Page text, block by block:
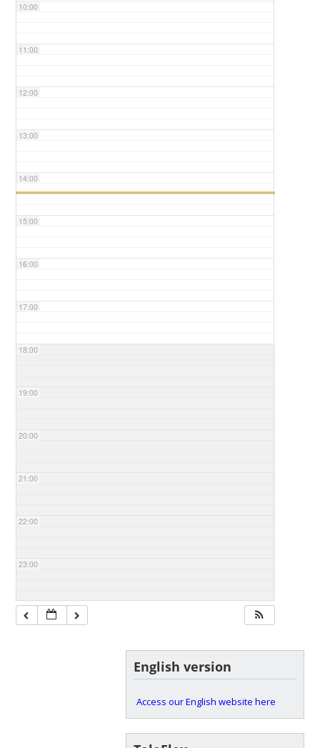
10:00
11:00
12:00
13:00
14:00
15:00
16:00
17:00
18:00
19:00
20:00
21:00
22:00
23:00
English version
Access our English website here